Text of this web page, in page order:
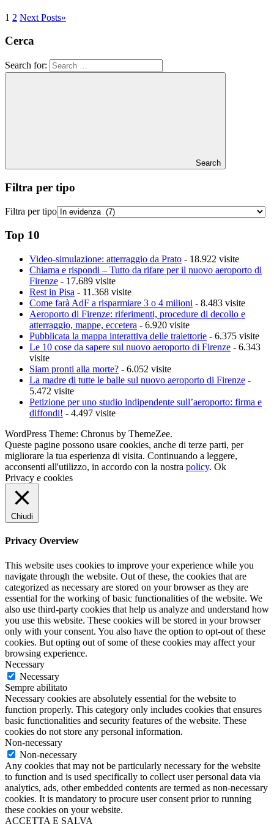
1 2 Next Posts»
Cerca
Search for:
Search
Filtra per tipo
Filtra per tipo
Top 10
Video-simulazione: atterraggio da Prato - 18.922 visite
Chiama e rispondi – Tutto da rifare per il nuovo aeroporto di
Firenze - 17.689 visite
Rest in Pisa - 11.368 visite
Come farà AdF a risparmiare 3 o 4 milioni - 8.483 visite
Aeroporto di Firenze: riferimenti, procedure di decollo e
atterraggio, mappe, eccetera - 6.920 visite
Pubblicata la mappa interattiva delle traiettorie - 6.375 visite
Le 10 cose da sapere sul nuovo aeroporto di Firenze - 6.343
visite
Siam pronti alla morte? - 6.052 visite
La madre di tutte le balle sul nuovo aeroporto di Firenze -
5.472 visite
Petizione per uno studio indipendente sull’aeroporto: firma e
diffondi! - 4.497 visite
WordPress Theme: Chronus by ThemeZee.
Queste pagine possono usare cookies, anche di terze parti, per
migliorare la tua esperienza di visita. Continuando a leggere,
acconsenti all'utilizzo, in accordo con la nostra policy. Ok
Privacy e cookies
Chiudi
Privacy Overview
This website uses cookies to improve your experience while you
navigate through the website. Out of these, the cookies that are
categorized as necessary are stored on your browser as they are
essential for the working of basic functionalities of the website. We
also use third-party cookies that help us analyze and understand how
you use this website. These cookies will be stored in your browser
only with your consent. You also have the option to opt-out of these
cookies. But opting out of some of these cookies may affect your
browsing experience.
Necessary
Necessary
Sempre abilitato
Necessary cookies are absolutely essential for the website to
function properly. This category only includes cookies that ensures
basic functionalities and security features of the website. These
cookies do not store any personal information.
Non-necessary
Non-necessary
Any cookies that may not be particularly necessary for the website
to function and is used specifically to collect user personal data via
analytics, ads, other embedded contents are termed as non-necessary
cookies. It is mandatory to procure user consent prior to running
these cookies on your website.
ACCETTA E SALVA